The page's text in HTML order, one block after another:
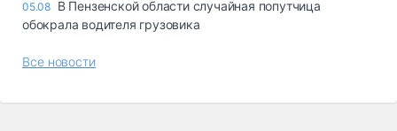
05.08 В Пензенской области случайная попутчица
обокрала водителя грузовика
Все новости